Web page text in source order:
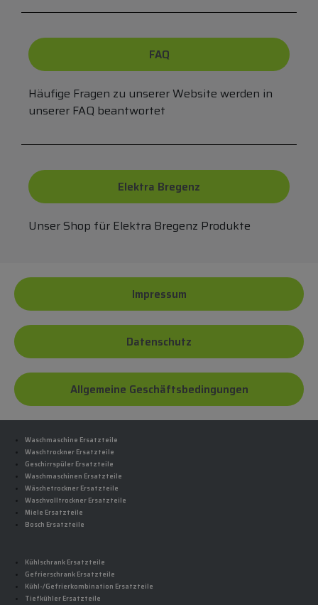
FAQ
Häufige Fragen zu unserer Website werden in
unserer FAQ beantwortet
Elektra Bregenz
Unser Shop für Elektra Bregenz Produkte
Impressum
Datenschutz
Allgemeine Geschäftsbedingungen
Waschmaschine Ersatzteile
Waschtrockner Ersatzteile
Geschirrspüler Ersatzteile
Waschmaschinen Ersatzteile
Wäschetrockner Ersatzteile
Waschvolltrockner Ersatzteile
Miele Ersatzteile
Bosch Ersatzteile
Kühlschrank Ersatzteile
Gefrierschrank Ersatzteile
Kühl-/Gefrierkombination Ersatzteile
Tiefkühler Ersatzteile